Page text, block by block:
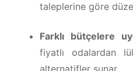
taleplerine göre
Farklı bütçelere
fiyatlı odalardan